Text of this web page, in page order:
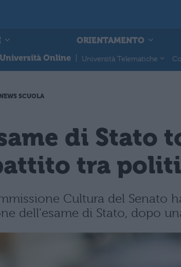
ORIENTAMENTO
Online
Università Telematiche
SCUOLA
di Stato
tra
Cultura del Senato
dell'esame di Stato, dopo